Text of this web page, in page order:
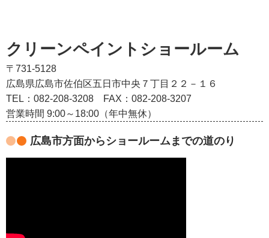
クリーンペイントショールーム
〒731-5128
広島県広島市佐伯区五日市中央７丁目２２－１６
TEL：082‐208‐3208
FAX：082-208-3207
営業時間 9:00～18:00（年中無休）
広島市方面からショールームまでの道のり